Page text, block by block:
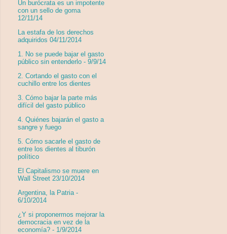
Un burócrata es un impotente
con un sello de goma
12/11/14
La estafa de los derechos
adquiridos 04/11/2014
1. No se puede bajar el gasto
público sin entenderlo - 9/9/14
2. Cortando el gasto con el
cuchillo entre los dientes
3. Cómo bajar la parte más
difícil del gasto público
4. Quiénes bajarán el gasto a
sangre y fuego
5. Cómo sacarle el gasto de
entre los dientes al tiburón
político
El Capitalismo se muere en
Wall Street 23/10/2014
Argentina, la Patria -
6/10/2014
¿Y si proponermos mejorar la
democracia en vez de la
economía? - 1/9/2014